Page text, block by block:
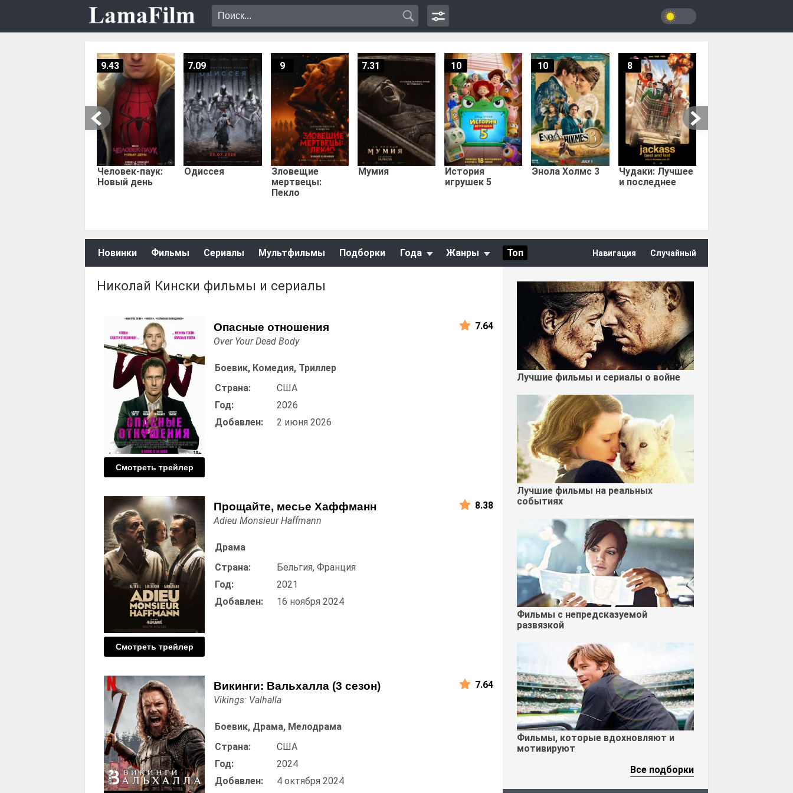
Человек-паук:
Новый день
9.43
Одиссея
7.09
Зловещие
мертвецы:
Пекло
9
Мумия
7.31
История
игрушек 5
10
Энола Холмс 3
10
Чудаки: Лучшее
и последнее
8
Новинки Фильмы Сериалы Мультфильмы Подборки Года Жанры Топ Навигация Случайный
Николай Кински фильмы и сериалы
Опасные отношения
Смотреть трейлер
Over Your Dead Body
Боевик, Комедия, Триллер
Страна:
США
Год:
2026
Добавлен:
2 июня 2026
7.64
Прощайте, месье Хаффманн
Смотреть трейлер
Adieu Monsieur Haffmann
Драма
Страна:
Бельгия, Франция
Год:
2021
Добавлен:
16 ноября 2024
8.38
Викинги: Вальхалла (3 сезон)
Vikings: Valhalla
Боевик, Драма, Мелодрама
Страна:
США
Год:
2024
Добавлен:
4 октября 2024
7.64
Лучшие фильмы и сериалы о войне
Лучшие фильмы на реальных
событиях
Фильмы с непредсказуемой
развязкой
Фильмы, которые вдохновляют и
мотивируют
Все подборки